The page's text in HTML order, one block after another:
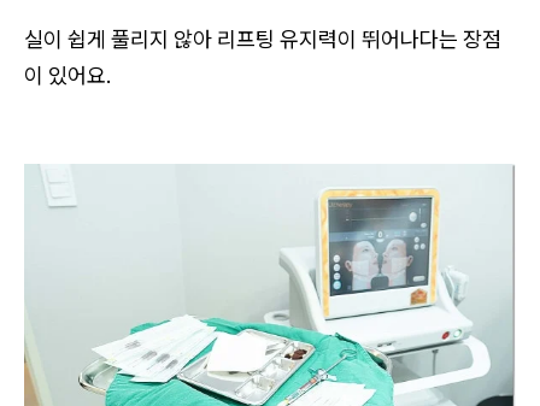
실이 쉽게 풀리지 않아 리프팅 유지력이 뛰어나다는 장점
이 있어요.